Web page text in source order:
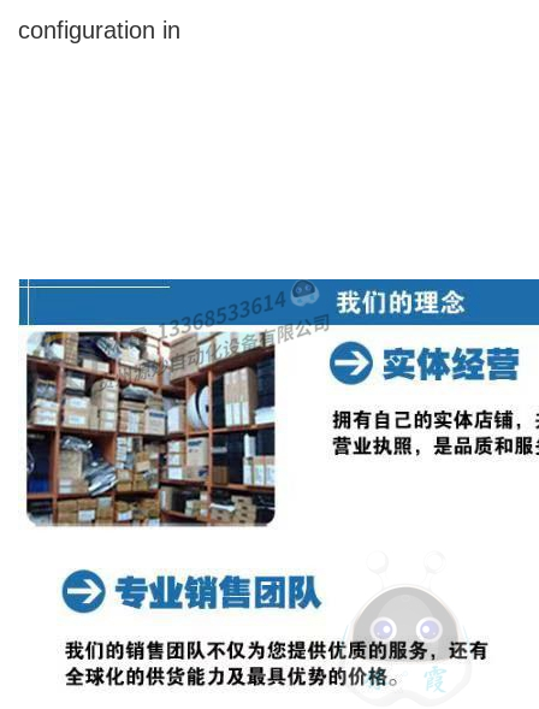
configuration in